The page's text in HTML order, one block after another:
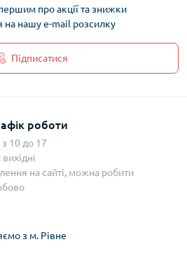
про акції та знижки
на нашу e-mail розсилку
Підписатися
роботи
10 до 17
на сайті, можна робити
з м. Рівне